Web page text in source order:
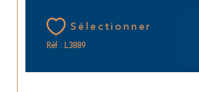
Sélectionner
Réf : L3889